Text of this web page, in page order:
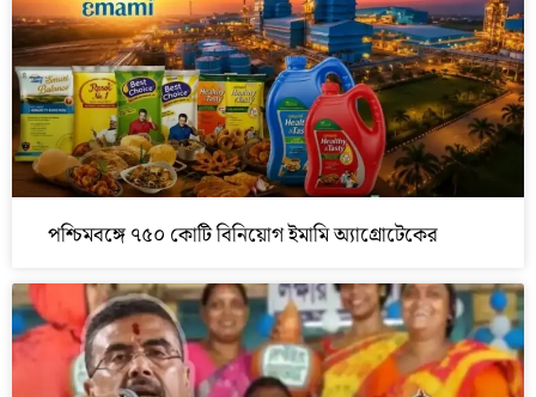
পশ্চিমবঙ্গে ৭৫০ কোটি বিনিয়োগ ইমামি অ্যাগ্রোটেকের